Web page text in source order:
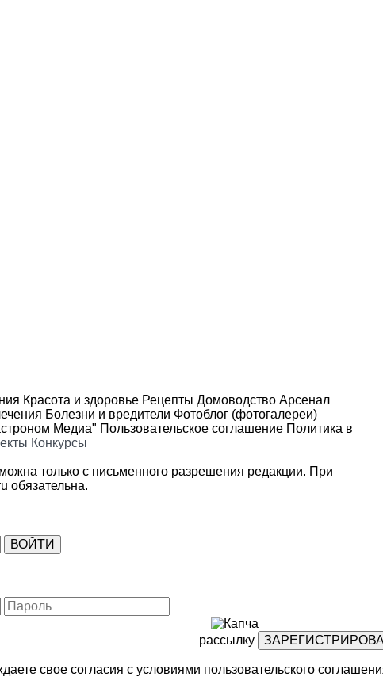
Красота и здоровье Рецепты Домоводство Арсенал
Болезни и вредители Фотоблог (фотогалереи)
Медиа" Пользовательское соглашение Политика в
Конкурсы
только с письменного разрешения редакции. При
обязательна.
рассылку
свое согласия с условиями пользовательского